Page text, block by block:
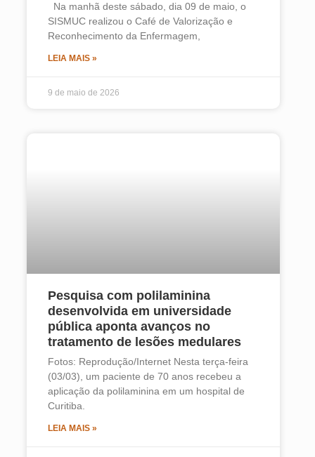
Na manhã deste sábado, dia 09 de maio, o
SISMUC realizou o Café de Valorização e
Reconhecimento da Enfermagem,
LEIA MAIS »
9 de maio de 2026
Pesquisa com polilaminina
desenvolvida em universidade
pública aponta avanços no
tratamento de lesões medulares
Fotos: Reprodução/Internet Nesta terça-feira
(03/03), um paciente de 70 anos recebeu a
aplicação da polilaminina em um hospital de
Curitiba.
LEIA MAIS »